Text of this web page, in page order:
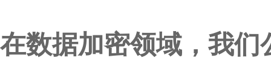
在数据加密领域，我